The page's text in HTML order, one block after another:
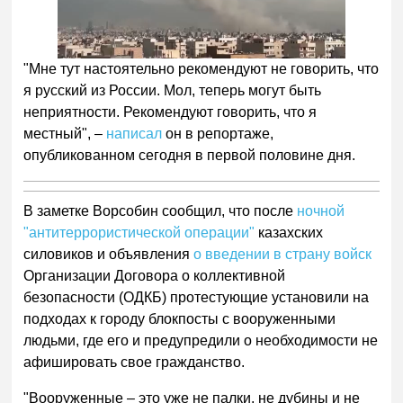
"Мне тут настоятельно рекомендуют не говорить, что
я русский из России. Мол, теперь могут быть
неприятности. Рекомендуют говорить, что я
местный", – написал он в репортаже,
опубликованном сегодня в первой половине дня.
В заметке Ворсобин сообщил, что после ночной
"антитеррористической операции" казахских
силовиков и объявленияо введении в страну войск
Организации Договора о коллективной
безопасности (ОДКБ) протестующие установили на
подходах к городу блокпосты с вооруженными
людьми, где его и предупредили о необходимости не
афишировать свое гражданство.
"Вооруженные – это уже не палки, не дубины и не